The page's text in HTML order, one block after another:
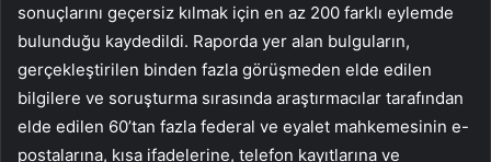
sonuçlarını geçersiz kılmak için en az 200 farklı eylemde
bulunduğu kaydedildi. Raporda yer alan bulguların,
gerçekleştirilen binden fazla görüşmeden elde edilen
bilgilere ve soruşturma sırasında araştırmacılar tarafından
elde edilen 60’tan fazla federal ve eyalet mahkemesinin e-
postalarına, kısa ifadelerine, telefon kayıtlarına ve